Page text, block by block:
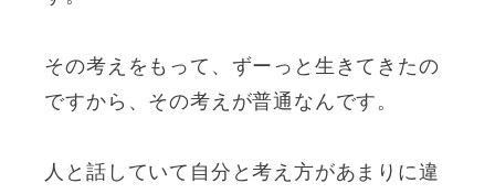
その考えをもって、ずーっと生きてきたの
ですから、その考えが普通なんです。
人と話していて自分と考え方があまりに違